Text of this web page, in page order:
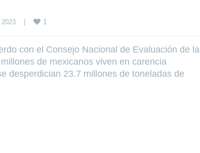
2023 1
con el Consejo Nacional de Evaluación de la
de mexicanos viven en carencia
desperdician 23.7 millones de toneladas de